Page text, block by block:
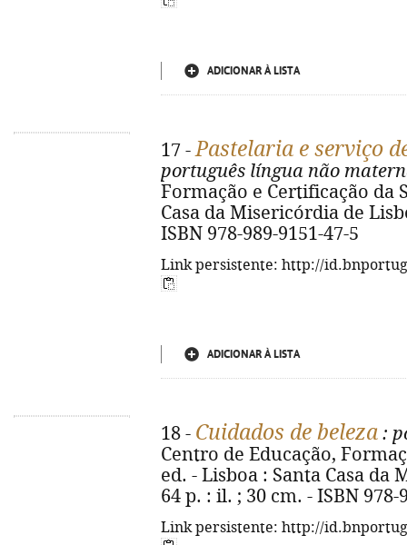
ADICIONAR À LISTA
17 -Pastelaria e serviço
português língua não
Formação e Certificação da
Casa da Misericórdia de
ISBN 978-989-9151-47-5
Link persistente: http://
ADICIONAR À LISTA
18 - Cuidados de beleza :
Centro de Educação,
ed. - Lisboa : Santa Casa da
64 p. : il. ; 30 cm. - ISBN 978-
Link persistente: http://